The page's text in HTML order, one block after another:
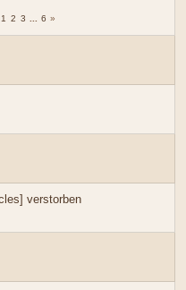
1 2 3 6
verstorben